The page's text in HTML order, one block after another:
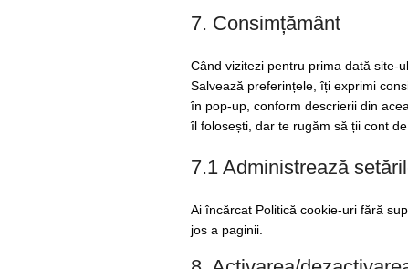
7. Consimțământ
Când vizitezi pentru prima dată site-
Salvează preferințele, îți exprimi
în pop-up, conform descrierii din
îl folosești, dar te rugăm să ții cont
7.1 Administrează
Ai încărcat Politică cookie-uri fără
jos a paginii.